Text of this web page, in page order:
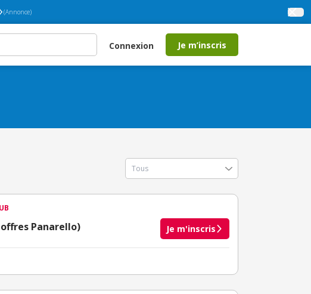
(Annonce)
Connexion Je m’inscris
Panarello) Je m'inscris
supplémentaire crédité après le téléchargement de l'alerte